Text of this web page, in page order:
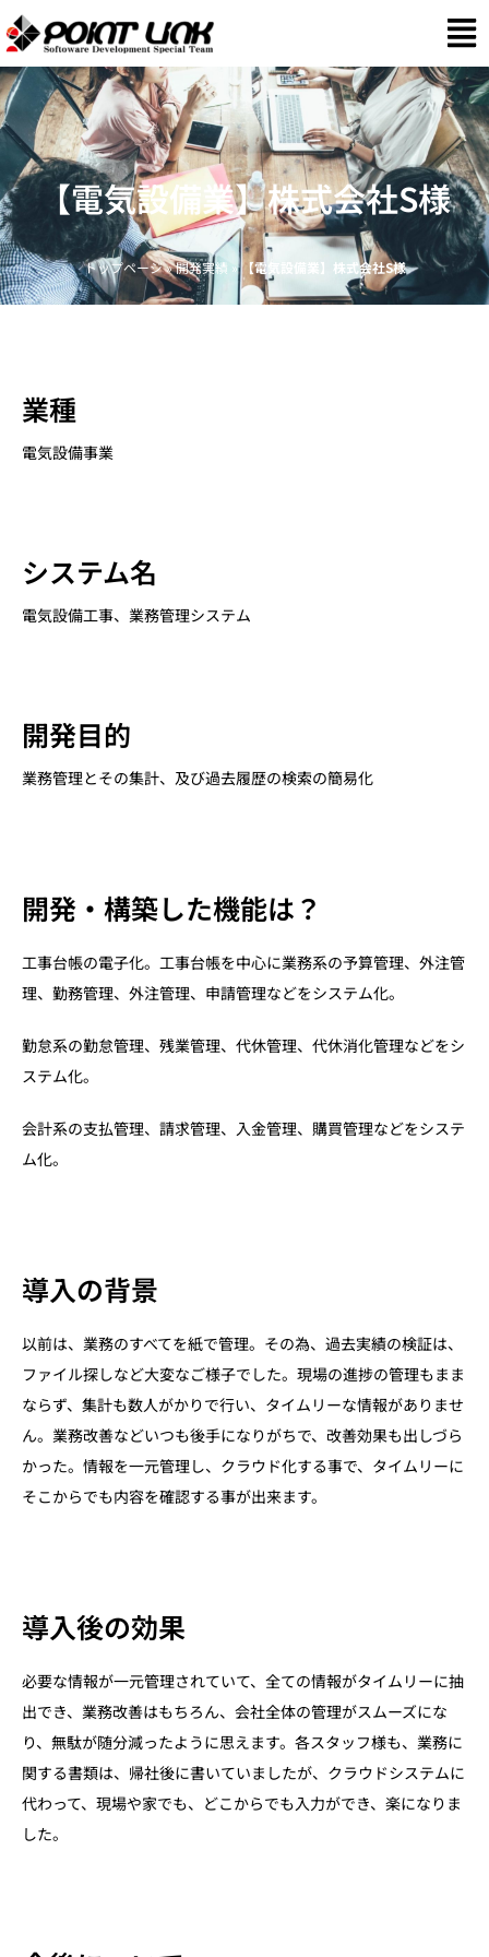
【電気設備業】株式会社S様
トップページ»開発実績 »【電気設備業】株式会社S様
業種
電気設備事業
システム名
電気設備工事、業務管理システム
開発目的
業務管理とその集計、及び過去履歴の検索の簡易化
開発・構築した機能は？
工事台帳の電子化。工事台帳を中心に業務系の予算管理、外注管
理、勤務管理、外注管理、申請管理などをシステム化。
勤怠系の勤怠管理、残業管理、代休管理、代休消化管理などをシ
ステム化。
会計系の支払管理、請求管理、入金管理、購買管理などをシステ
ム化。
導入の背景
以前は、業務のすべてを紙で管理。その為、過去実績の検証は、
ファイル探しなど大変なご様子でした。現場の進捗の管理もまま
ならず、集計も数人がかりで行い、タイムリーな情報がありませ
ん。業務改善などいつも後手になりがちで、改善効果も出しづら
かった。情報を一元管理し、クラウド化する事で、タイムリーに
そこからでも内容を確認する事が出来ます。
導入後の効果
必要な情報が一元管理されていて、全ての情報がタイムリーに抽
出でき、業務改善はもちろん、会社全体の管理がスムーズにな
り、無駄が随分減ったように思えます。各スタッフ様も、業務に
関する書類は、帰社後に書いていましたが、クラウドシステムに
代わって、現場や家でも、どこからでも入力ができ、楽になりま
した。